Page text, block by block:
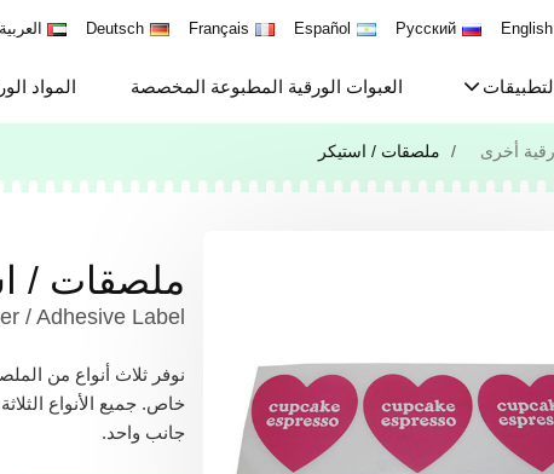
English
Русский
Español
Français
Deutsch العربية
العبوات الورقية المطبوعة المخصصة المواد
أخرى ملصقات / استيكر
ملصقات /
/ Adhesive Label
خاص. جميع الأنواع
جانب واحد.